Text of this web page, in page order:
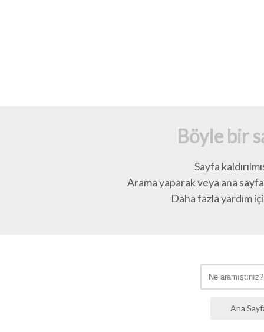
Böyle bir
Sayfa
Arama yaparak veya ana
Daha fazla yardım
Ana